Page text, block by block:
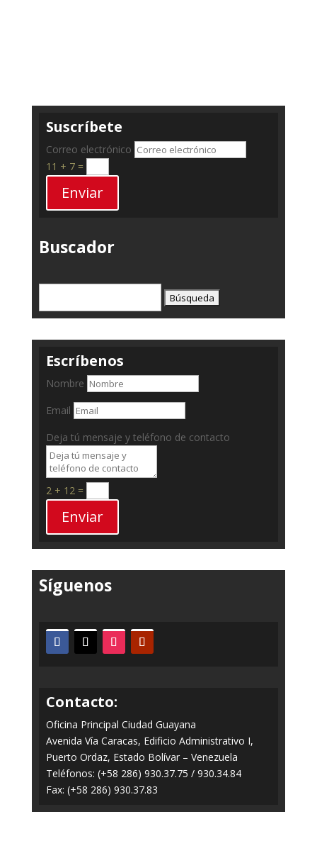
Suscríbete
Correo electrónico
11 + 7=
Enviar
Buscador
Escríbenos
Nombre
Email
Deja tú mensaje y teléfono de contacto
2 + 12=
Enviar
Síguenos
Contacto:
Oficina Principal Ciudad Guayana
Avenida Vía Caracas, Edificio Administrativo I,
Puerto Ordaz, Estado Bolívar – Venezuela
Teléfonos: (+58 286) 930.37.75 / 930.34.84
Fax: (+58 286) 930.37.83